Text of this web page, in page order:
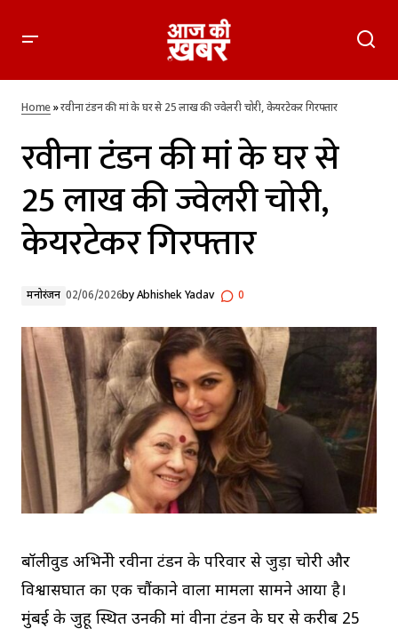
रवीना टंडन की मां के घर से 25 लाख की ज्वेलरी चोरी, केयरटेकर गिरफ्तार
Home»रवीना टंडन की मां के घर से 25 लाख की ज्वेलरी चोरी, केयरटेकर गिरफ्तार
रवीना टंडन की मां के घर से
25 लाख की ज्वेलरी चोरी,
केयरटेकर गिरफ्तार
मनोरंजन 02/06/2026byAbhishek Yadav 0
बॉलीवुड अभिनेत्री रवीना टंडन के परिवार से जुड़ा चोरी और
विश्वासघात का एक चौंकाने वाला मामला सामने आया है।
मुंबई के जुहू स्थित उनकी मां वीना टंडन के घर से करीब 25